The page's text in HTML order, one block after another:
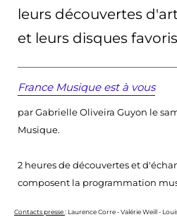
leurs découvertes
et leurs disques
France Musique est à vous
par Gabrielle Oliveira Guyon le
Musique.
2 heures de découvertes et
composent la programmation
Contacts presse: Laurence Corre - Valérie Weill -